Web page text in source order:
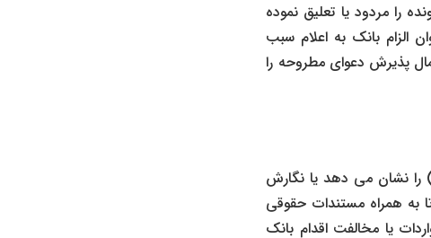
را مردود یا تعلیق نموده
بانک به اعلام سبب
پذیرش دعوای مطروحه را
را نشان می دهد یا نگارش
به همراه مستندات حقوقی
یا مخالفت اقدام بانک